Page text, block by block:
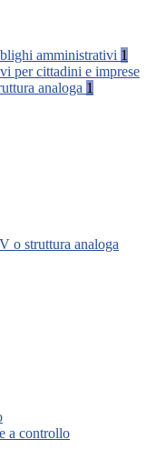
amministrativi 1
per cittadini e imprese
analoga 1
o struttura analoga
a controllo